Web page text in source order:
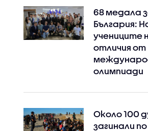
68 медала
България:
учениците
отличия от
олимпиади
Около 100
загинали